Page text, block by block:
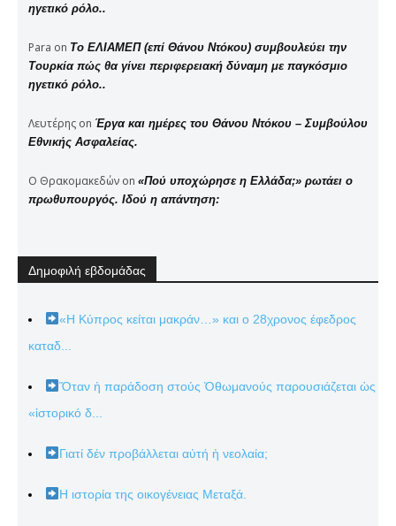
ηγετικό ρόλο..
Para on Το ΕΛΙΑΜΕΠ (επί Θάνου Ντόκου) συμβουλεύει την
Τουρκία πώς θα γίνει περιφερειακή δύναμη με παγκόσμιο
ηγετικό ρόλο..
Λευτέρης on Έργα και ημέρες του Θάνου Ντόκου – Συμβούλου
Εθνικής Ασφαλείας.
Ο Θρακομακεδών on «Πού υποχώρησε η Ελλάδα;» ρωτάει ο
πρωθυπουργός. Ιδού η απάντηση:
Δημοφιλή εβδομάδας
«Η Κύπρος κείται μακράν…» και ο 28χρονος έφεδρος
καταδ...
Ὅταν ἡ παράδοση στούς Ὀθωμανούς παρουσιάζεται ὡς
«ἱστορικό δ...
Γιατί δέν προβάλλεται αὐτή ἡ νεολαία;
Η ιστορία της οικογένειας Μεταξά.